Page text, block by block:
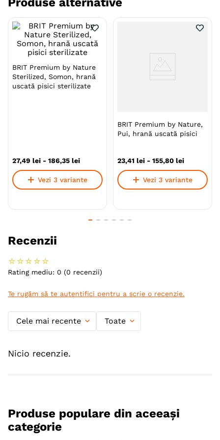
Varsta Adult (Sterilizat)
Calitate Hrana
Aroma
Monoproteic
Metoda de preparare
Resigilabil Sac
Producator VAFO PRAHA
BRIT Premium by Nature
Sterilized, Somon, hrană
uscată pisici sterilizate
27,49 lei - 186,35 lei
Vezi 3 variante
BRIT Premium by Nature,
Pui, hrană uscată pisici
23,41 lei - 155,80 lei
Vezi 3 variante
Recenzii
☆ ☆ ☆ ☆ ☆
Rating mediu: 0 (0 recenzii)
Te rugăm să te autentifici pentru a scrie o recenzie.
Cele mai recente Toate
Nicio recenzie.
Produse populare din aceeași
categorie